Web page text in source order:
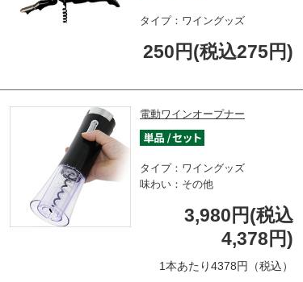
タイプ：ワイングッズ
250円(税込275円)
電動ワインオープナー
タイプ：ワイングッズ
味わい：その他
3,980円(税込
4,378円)
1本あたり4378円（税込）